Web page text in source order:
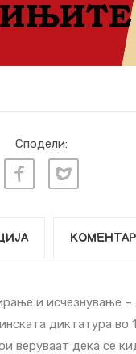
Сподели:
и исчезнување
диктатура
веруваат дека се